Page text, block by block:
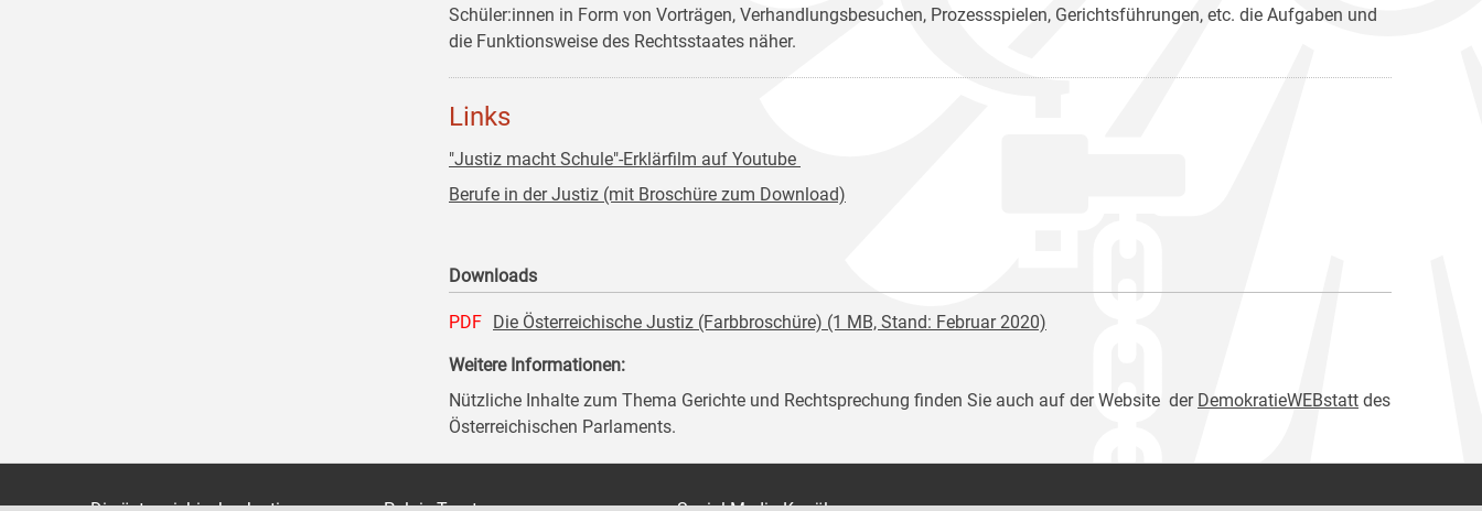
Schüler:innen in Form von Vorträgen, Verhandlungsbesuchen, Prozessspielen, Gerichtsführungen, etc. die Aufgaben und
die Funktionsweise des Rechtsstaates näher.
Links
"Justiz macht Schule"-Erklärfilm auf Youtube
Berufe in der Justiz (mit Broschüre zum Download)
Downloads
PDF Die Österreichische Justiz (Farbbroschüre) (1 MB, Stand: Februar 2020)
Weitere Informationen:
Nützliche Inhalte zum Thema Gerichte und Rechtsprechung finden Sie auch auf der Website der DemokratieWEBstatt des
Österreichischen Parlaments.